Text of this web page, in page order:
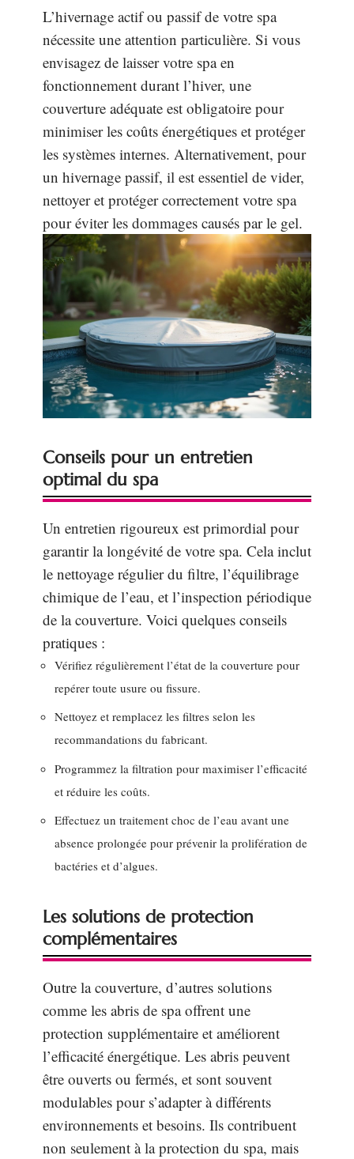
L’hivernage actif ou passif de votre spa
nécessite une attention particulière. Si vous
envisagez de laisser votre spa en
fonctionnement durant l’hiver, une
couverture adéquate est obligatoire pour
minimiser les coûts énergétiques et protéger
les systèmes internes. Alternativement, pour
un hivernage passif, il est essentiel de vider,
nettoyer et protéger correctement votre spa
pour éviter les dommages causés par le gel.
Conseils pour un entretien
optimal du spa
Un entretien rigoureux est primordial pour
garantir la longévité de votre spa. Cela inclut
le nettoyage régulier du filtre, l’équilibrage
chimique de l’eau, et l’inspection périodique
de la couverture. Voici quelques conseils
pratiques :
Vérifiez régulièrement l’état de la couverture pour
repérer toute usure ou fissure.
Nettoyez et remplacez les filtres selon les
recommandations du fabricant.
Programmez la filtration pour maximiser l’efficacité
et réduire les coûts.
Effectuez un traitement choc de l’eau avant une
absence prolongée pour prévenir la prolifération de
bactéries et d’algues.
Les solutions de protection
complémentaires
Outre la couverture, d’autres solutions
comme les abris de spa offrent une
protection supplémentaire et améliorent
l’efficacité énergétique. Les abris peuvent
être ouverts ou fermés, et sont souvent
modulables pour s’adapter à différents
environnements et besoins. Ils contribuent
non seulement à la protection du spa, mais